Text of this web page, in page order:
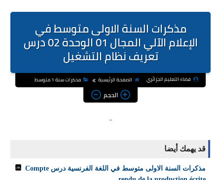
مذكرات السنة الاولى متوسط في
الإعلام الآلي المجال 01 الوحدة 02 درس
تعريف نظام التشغيل
فضاء التعليم الجزائري الصفحة الرئيسية مذكرات سنة 1 متوسط
الحجم
قد يهمك أيضا
مذكرات السنة الاولى متوسط في اللغة الفرنسية درس Compte